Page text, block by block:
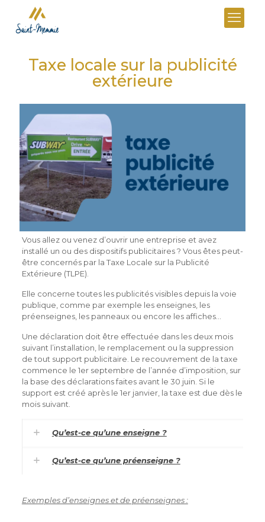
Taxe locale sur la publicité
extérieure
Vous allez ou venez d’ouvrir une entreprise et avez
installé un ou des dispositifs publicitaires ? Vous êtes peut-
être concernés par la Taxe Locale sur la Publicité
Extérieure (TLPE).
Elle concerne toutes les publicités visibles depuis la voie
publique, comme par exemple les enseignes, les
préenseignes, les panneaux ou encore les affiches…
Une déclaration doit être effectuée dans les deux mois
suivant l’installation, le remplacement ou la suppression
de tout support publicitaire. Le recouvrement de la taxe
commence le 1er septembre de l’année d’imposition, sur
la base des déclarations faites avant le 30 juin. Si le
support est créé après le 1er janvier, la taxe est due dès le
mois suivant.
Qu’est-ce qu’une enseigne ?
Qu’est-ce qu’une préenseigne ?
Exemples d’enseignes et de préenseignes :